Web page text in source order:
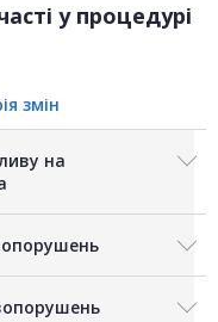
у процедурі
змін
на